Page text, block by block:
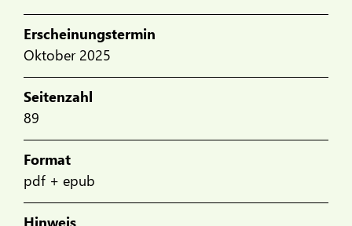
Erscheinungstermin
Oktober 2025
Seitenzahl
89
Format
pdf + epub
Hinweis